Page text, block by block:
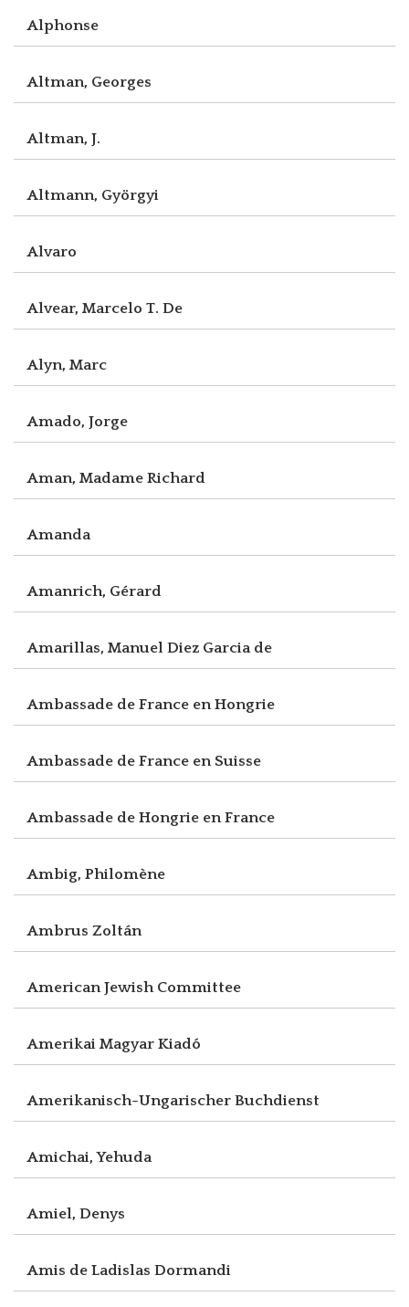
Alphonse
Altman, Georges
Altman, J.
Altmann, Györgyi
Alvaro
Alvear, Marcelo T. De
Alyn, Marc
Amado, Jorge
Aman, Madame Richard
Amanda
Amanrich, Gérard
Amarillas, Manuel Diez Garcia de
Ambassade de France en Hongrie
Ambassade de France en Suisse
Ambassade de Hongrie en France
Ambig, Philomène
Ambrus Zoltán
American Jewish Committee
Amerikai Magyar Kiadó
Amerikanisch-Ungarischer Buchdienst
Amichai, Yehuda
Amiel, Denys
Amis de Ladislas Dormandi